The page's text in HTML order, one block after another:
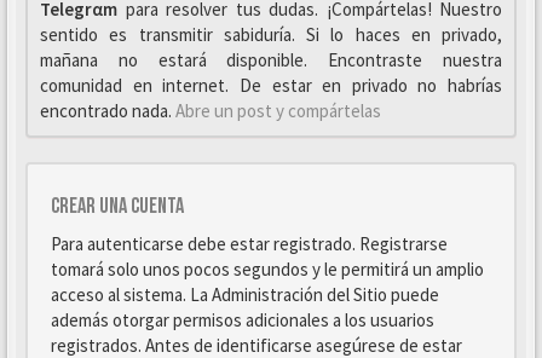
Telegrαm para resolver tus dudas. ¡Compártelas! Nuestro
sentido es transmitir sabiduría. Si lo haces en privado,
mañana no estará disponible. Encontraste nuestra
comunidad en internet. De estar en privado no habrías
encontrado nada. Abre un post y compártelas
Crear una cuenta
Para autenticarse debe estar registrado. Registrarse
tomará solo unos pocos segundos y le permitirá un amplio
acceso al sistema. La Administración del Sitio puede
además otorgar permisos adicionales a los usuarios
registrados. Antes de identificarse asegúrese de estar